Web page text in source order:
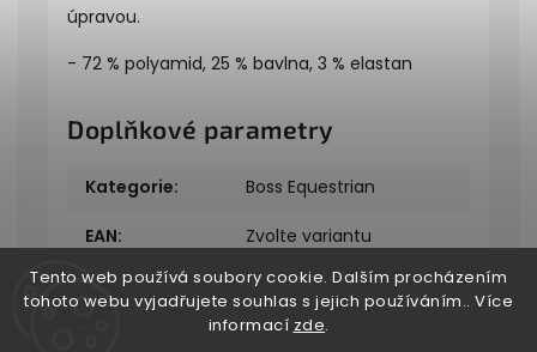
Tento web používá soubory cookie. Dalším procházením
tohoto webu vyjadřujete souhlas s jejich používáním.. Více
informací zde.
úpravou.
- 72 % polyamid, 25 % bavlna, 3 % elastan
Doplňkové parametry
Kategorie: Boss Equestrian
EAN: Zvolte variantu